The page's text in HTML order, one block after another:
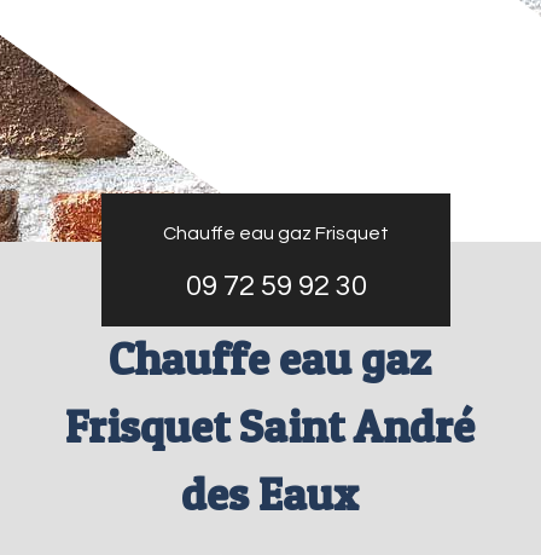
Chauffe eau gaz Frisquet
09 72 59 92 30
Chauffe eau gaz
Frisquet Saint André
des Eaux